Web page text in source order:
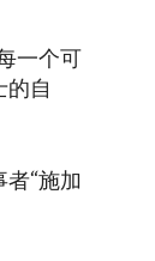
一个可
的自
“施加